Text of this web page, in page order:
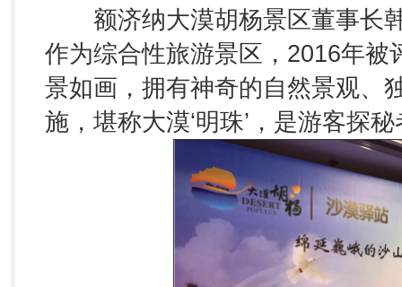
额济纳大漠胡杨景区董事长韩
作为综合性旅游景区，2016年
景如画，拥有神奇的自然景观、
施，堪称大漠‘明珠’，是游客探